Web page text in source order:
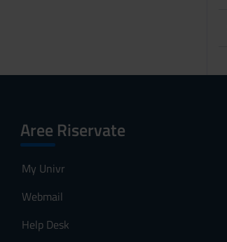
Aree Riservate
My Univr
Webmail
Help Desk